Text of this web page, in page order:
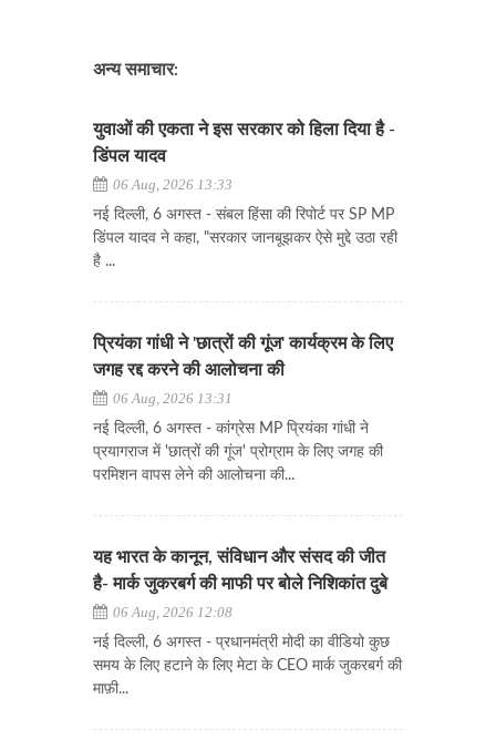
अन्य समाचार:
युवाओं की एकता ने इस सरकार को हिला दिया है -
डिंपल यादव
06 Aug, 2026 13:33
नई दिल्ली, 6 अगस्त - संबल हिंसा की रिपोर्ट पर SP MP
डिंपल यादव ने कहा, "सरकार जानबूझकर ऐसे मुद्दे उठा रही
है ...
प्रियंका गांधी ने 'छात्रों की गूंज' कार्यक्रम के लिए
जगह रद्द करने की आलोचना की
06 Aug, 2026 13:31
नई दिल्ली, 6 अगस्त - कांग्रेस MP प्रियंका गांधी ने
प्रयागराज में 'छात्रों की गूंज' प्रोग्राम के लिए जगह की
परमिशन वापस लेने की आलोचना की...
यह भारत के कानून, संविधान और संसद की जीत
है- मार्क जुकरबर्ग की माफी पर बोले निशिकांत दुबे
06 Aug, 2026 12:08
नई दिल्ली, 6 अगस्त - प्रधानमंत्री मोदी का वीडियो कुछ
समय के लिए हटाने के लिए मेटा के CEO मार्क जुकरबर्ग की
माफ़ी...